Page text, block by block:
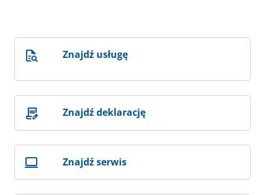
Znajdź usługę
Znajdź deklarację
Znajdź serwis